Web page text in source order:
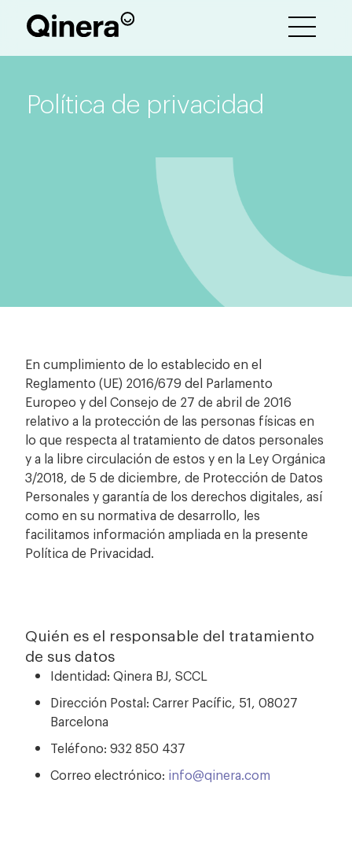
Política de privacidad
En cumplimiento de lo establecido en el
Reglamento (UE) 2016/679 del Parlamento
Europeo y del Consejo de 27 de abril de 2016
relativo a la protección de las personas físicas en
lo que respecta al tratamiento de datos personales
y a la libre circulación de estos y en la Ley Orgánica
3/2018, de 5 de diciembre, de Protección de Datos
Personales y garantía de los derechos digitales, así
como en su normativa de desarrollo, les
facilitamos información ampliada en la presente
Política de Privacidad.
Quién es el responsable del tratamiento
de sus datos
Identidad: Qinera BJ, SCCL
Dirección Postal: Carrer Pacífic, 51, 08027
Barcelona
Teléfono: 932 850 437
Correo electrónico: info@qinera.com